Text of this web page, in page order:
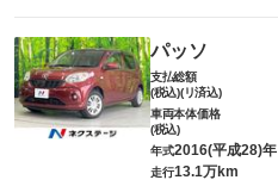
パッソ
支払総額
(税込)(リ済込)
車両本体価格
(税込)
年式2016(平成28)年
走行13.1万km